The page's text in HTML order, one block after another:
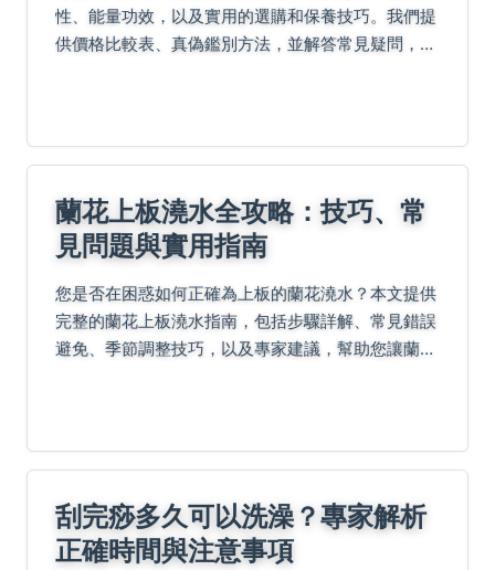
性、能量功效，以及實用的選購和保養技巧。我們提
供價格比較表、真偽鑑別方法，並解答常見疑問，幫
蘭花上板澆水全攻略：技巧、常
見問題與實用指南
您是否在困惑如何正確為上板的蘭花澆水？本文提供
完整的蘭花上板澆水指南，包括步驟詳解、常見錯誤
避免、季節調整技巧，以及專家建議，幫助您讓蘭花
刮完痧多久可以洗澡？專家解析
正確時間與注意事項